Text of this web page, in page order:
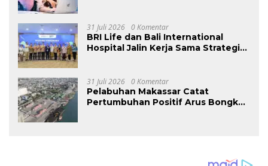
31 Juli 2026 0 Komentar
BRI Life dan Bali International
Hospital Jalin Kerja Sama Strategis
31 Juli 2026 0 Komentar
Pelabuhan Makassar Catat
Pertumbuhan Positif Arus Bongkar